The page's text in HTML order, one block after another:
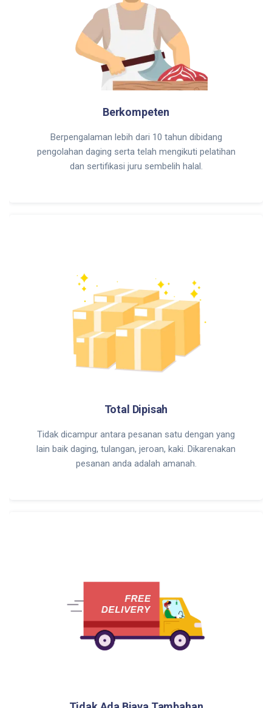
Berkompeten
Berpengalaman lebih dari 10 tahun dibidang
pengolahan daging serta telah mengikuti pelatihan
dan sertifikasi juru sembelih halal.
Total Dipisah
Tidak dicampur antara pesanan satu dengan yang
lain baik daging, tulangan, jeroan, kaki. Dikarenakan
pesanan anda adalah amanah.